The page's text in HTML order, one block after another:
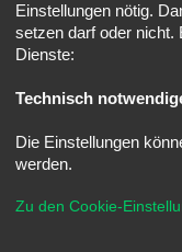
*SE
Einstellungen nötig.
setzen darf oder nicht.
Dienste:
Technisch
Die Einstellungen
werden.
Zu den Cookie-